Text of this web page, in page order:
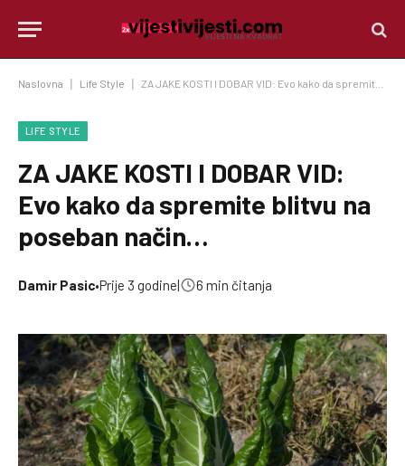
Naslovna Life Style ZA JAKE KOSTI I DOBAR VID: Evo kako da spremite blitvu na poseban način…
LIFE STYLE
ZA JAKE KOSTI I DOBAR VID:
Evo kako da spremite blitvu na
poseban način…
Damir Pasic•Prije 3 godine| 6 min čitanja